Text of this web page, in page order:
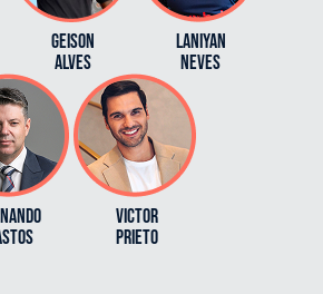
Geison
Alves
Laniyan
Neves
Victor
Prieto